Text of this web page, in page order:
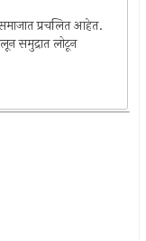
प्रचलित आहेत.
समुद्रात लोटून